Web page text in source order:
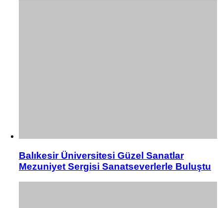
Balıkesir Üniversitesi Güzel Sanatlar
Mezuniyet Sergisi Sanatseverlerle Buluştu